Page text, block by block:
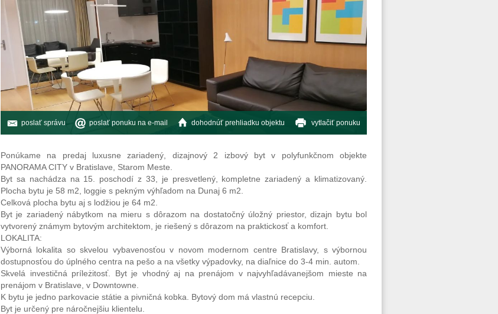
poslať správu poslať ponuku na e-mail dohodnúť prehliadku objektu vytlačiť ponuku
Ponúkame na predaj luxusne zariadený, dizajnový 2 izbový byt v polyfunkčnom objekte
PANORAMA CITY v Bratislave, Starom Meste.
Byt sa nachádza na 15. poschodí z 33, je presvetlený, kompletne zariadený a klimatizovaný.
Plocha bytu je 58 m2, loggie s pekným výhľadom na Dunaj 6 m2.
Celková plocha bytu aj s lodžiou je 64 m2.
Byt je zariadený nábytkom na mieru s dôrazom na dostatočný úložný priestor, dizajn bytu bol
vytvorený známym bytovým architektom, je riešený s dôrazom na praktickosť a komfort.
LOKALITA:
Výborná lokalita so skvelou vybavenosťou v novom modernom centre Bratislavy, s výbornou
dostupnosťou do úplného centra na pešo a na všetky výpadovky, na diaľnice do 3-4 min. autom.
Skvelá investičná príleżitosť. Byt je vhodný aj na prenájom v najvyhľadávanejšom mieste na
prenájom v Bratislave, v Downtowne.
K bytu je jedno parkovacie státie a pivničná kobka. Bytový dom má vlastnú recepciu.
Byt je určený pre náročnejšiu klientelu.